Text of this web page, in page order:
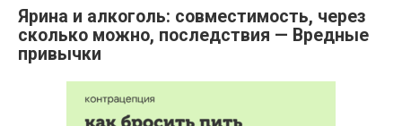
Ярина и алкоголь: совместимость, через
сколько можно, последствия — Вредные
привычки